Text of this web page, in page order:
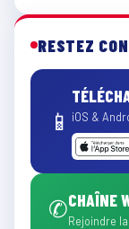
RESTEZ
📱 iOS &
✆CHAÎNE
Rejoindre